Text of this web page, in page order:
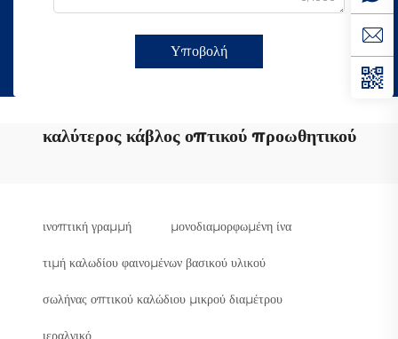
Υποβολή
καλύτερος κάβλος οπτικού προωθητικού
ινοπτική γραμμή μονοδιαμορφωμένη ίνα
τιμή καλωδίου φαινομένων βασικού υλικού
σωλήνας οπτικού καλώδιου μικρού διαμέτρου
ιεραλγικό